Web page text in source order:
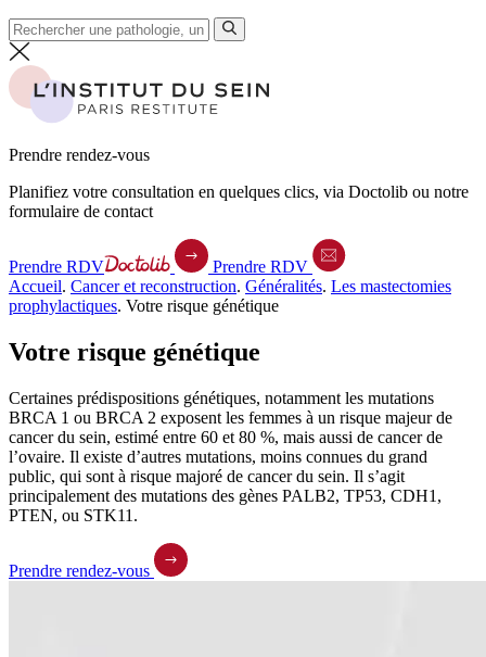
Prendre rendez-vous
Planifiez votre consultation en quelques clics, via Doctolib ou notre
formulaire de contact
Prendre RDV
Prendre RDV
Accueil. Cancer et reconstruction. Généralités. Les mastectomies
prophylactiques. Votre risque génétique
Votre risque génétique
Certaines prédispositions génétiques, notamment les mutations
BRCA 1 ou BRCA 2 exposent les femmes à un risque majeur de
cancer du sein, estimé entre 60 et 80 %, mais aussi de cancer de
l’ovaire. Il existe d’autres mutations, moins connues du grand
public, qui sont à risque majoré de cancer du sein. Il s’agit
principalement des mutations des gènes PALB2, TP53, CDH1,
PTEN, ou STK11.
Prendre rendez-vous